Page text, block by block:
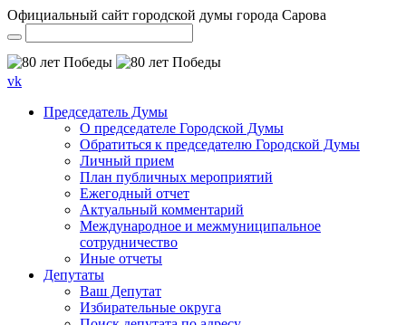
Официальный сайт городской думы города Сарова
vk
Председатель Думы
О председателе Городской Думы
Обратиться к председателю Городской Думы
Личный прием
План публичных мероприятий
Ежегодный отчет
Актуальный комментарий
Международное и межмуниципальное
сотрудничество
Иные отчеты
Депутаты
Ваш Депутат
Избирательные округа